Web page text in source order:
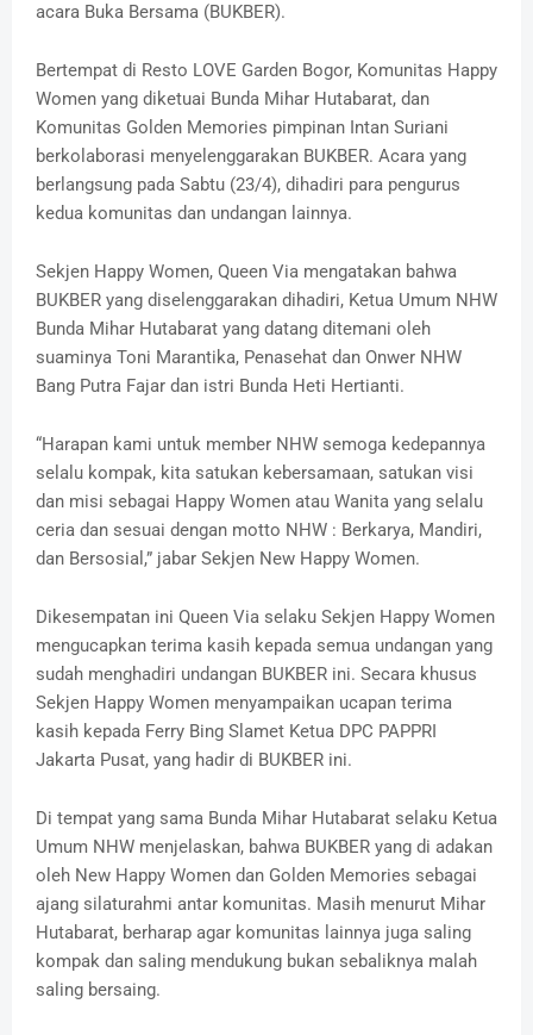
acara Buka Bersama (BUKBER).
Bertempat di Resto LOVE Garden Bogor, Komunitas Happy
Women yang diketuai Bunda Mihar Hutabarat, dan
Komunitas Golden Memories pimpinan Intan Suriani
berkolaborasi menyelenggarakan BUKBER. Acara yang
berlangsung pada Sabtu (23/4), dihadiri para pengurus
kedua komunitas dan undangan lainnya.
Sekjen Happy Women, Queen Via mengatakan bahwa
BUKBER yang diselenggarakan dihadiri, Ketua Umum NHW
Bunda Mihar Hutabarat yang datang ditemani oleh
suaminya Toni Marantika, Penasehat dan Onwer NHW
Bang Putra Fajar dan istri Bunda Heti Hertianti.
“Harapan kami untuk member NHW semoga kedepannya
selalu kompak, kita satukan kebersamaan, satukan visi
dan misi sebagai Happy Women atau Wanita yang selalu
ceria dan sesuai dengan motto NHW : Berkarya, Mandiri,
dan Bersosial,” jabar Sekjen New Happy Women.
Dikesempatan ini Queen Via selaku Sekjen Happy Women
mengucapkan terima kasih kepada semua undangan yang
sudah menghadiri undangan BUKBER ini. Secara khusus
Sekjen Happy Women menyampaikan ucapan terima
kasih kepada Ferry Bing Slamet Ketua DPC PAPPRI
Jakarta Pusat, yang hadir di BUKBER ini.
Di tempat yang sama Bunda Mihar Hutabarat selaku Ketua
Umum NHW menjelaskan, bahwa BUKBER yang di adakan
oleh New Happy Women dan Golden Memories sebagai
ajang silaturahmi antar komunitas. Masih menurut Mihar
Hutabarat, berharap agar komunitas lainnya juga saling
kompak dan saling mendukung bukan sebaliknya malah
saling bersaing.